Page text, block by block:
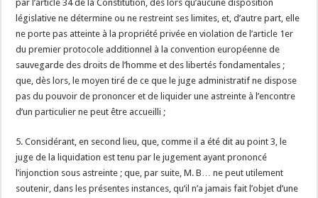
par l’article 34 de la Constitution, dès lors qu’aucune disposition
législative ne détermine ou ne restreint ses limites, et, d’autre part, elle
ne porte pas atteinte à la propriété privée en violation de l’article 1er
du premier protocole additionnel à la convention européenne de
sauvegarde des droits de l’homme et des libertés fondamentales ;
que, dès lors, le moyen tiré de ce que le juge administratif ne dispose
pas du pouvoir de prononcer et de liquider une astreinte à l’encontre
d’un particulier ne peut être accueilli ;
5. Considérant, en second lieu, que, comme il a été dit au point 3, le
juge de la liquidation est tenu par le jugement ayant prononcé
l’injonction sous astreinte ; que, par suite, M. B… ne peut utilement
soutenir, dans les présentes instances, qu’il n’a jamais fait l’objet d’une